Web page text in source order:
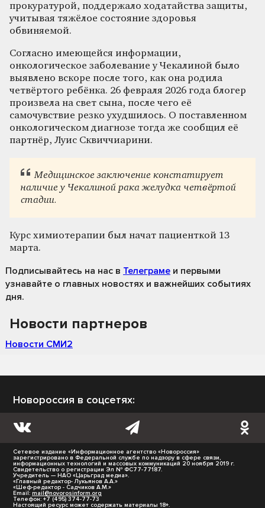
прокуратурой, поддержало ходатайства защиты,
учитывая тяжёлое состояние здоровья
обвиняемой.
Согласно имеющейся информации,
онкологическое заболевание у Чекалиной было
выявлено вскоре после того, как она родила
четвёртого ребёнка. 26 февраля 2026 года блогер
произвела на свет сына, после чего её
самочувствие резко ухудшилось. О поставленном
онкологическом диагнозе тогда же сообщил её
партнёр, Луис Сквиччиарини.
Медицинское заключение констатирует
наличие у Чекалиной рака желудка четвёртой
стадии.
Курс химиотерапии был начат пациенткой 13
марта.
Подписывайтесь на нас в Телеграме и первыми
узнавайте о главных новостях и важнейших событиях
дня.
Новости партнеров
Новости СМИ2
Новороссия в соцсетях:
Сетевое издание «Информационное агентство «Новороссия»
зарегистрировано в Федеральной службе по надзору в сфере связи,
информационных технологий и массовых коммуникаций 20 ноября 2019 г.
Свидетельство о регистрации Эл № ФС77-77187.
Учредитель — НАО «Царьград медиа».
«Главный редактор- Лукьянов А.А.»
«Шеф-редактор - Садчиков А.М.»
Email: mail@novorosinform.org
Телефон: +7 (495) 374-77-73
Настоящий ресурс может содержать материалы 18+.